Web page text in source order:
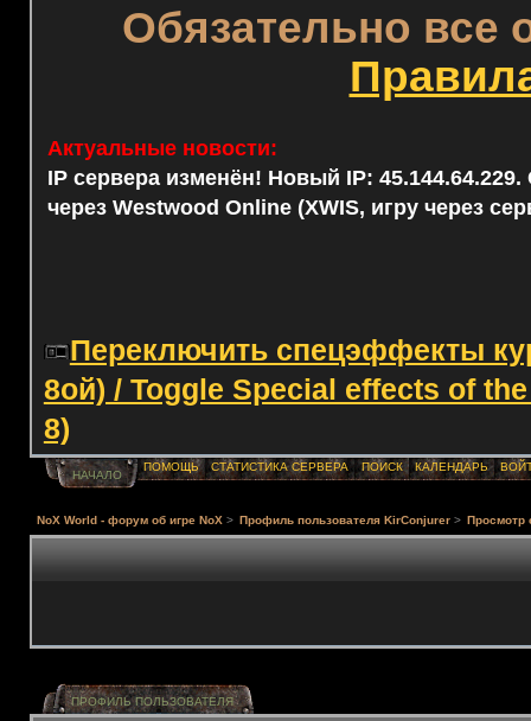
Обязательно все
Актуальные новости:
IP сервера изменён! Новый IP: 45.144.64.229.
через Westwood Online (XWIS, игру через
Переключить спецэффекты
8ой) / Toggle Special effects of
8)
НАЧАЛО
ПОМОЩЬ СТАТИСТИКА СЕРВЕРА ПОИСК КАЛЕНДАРЬ
NoX World - форум об игре NoX > Профиль пользователя KirConjurer > Просмотр
ПРОФИЛЬ ПОЛЬЗОВАТЕЛЯ